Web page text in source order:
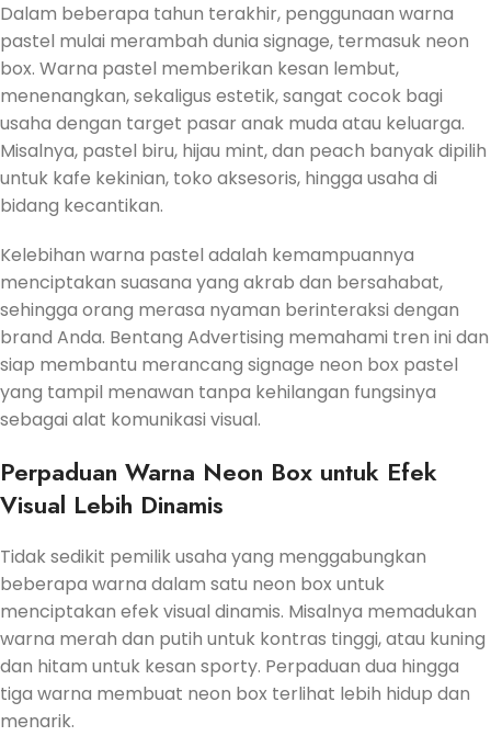
Dalam beberapa tahun terakhir, penggunaan warna
pastel mulai merambah dunia signage, termasuk neon
box. Warna pastel memberikan kesan lembut,
menenangkan, sekaligus estetik, sangat cocok bagi
usaha dengan target pasar anak muda atau keluarga.
Misalnya, pastel biru, hijau mint, dan peach banyak dipilih
untuk kafe kekinian, toko aksesoris, hingga usaha di
bidang kecantikan.
Kelebihan warna pastel adalah kemampuannya
menciptakan suasana yang akrab dan bersahabat,
sehingga orang merasa nyaman berinteraksi dengan
brand Anda. Bentang Advertising memahami tren ini dan
siap membantu merancang signage neon box pastel
yang tampil menawan tanpa kehilangan fungsinya
sebagai alat komunikasi visual.
Perpaduan Warna Neon Box untuk Efek
Visual Lebih Dinamis
Tidak sedikit pemilik usaha yang menggabungkan
beberapa warna dalam satu neon box untuk
menciptakan efek visual dinamis. Misalnya memadukan
warna merah dan putih untuk kontras tinggi, atau kuning
dan hitam untuk kesan sporty. Perpaduan dua hingga
tiga warna membuat neon box terlihat lebih hidup dan
menarik.